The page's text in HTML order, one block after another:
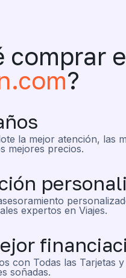
comprar
?
la mejor atención, las
mejores precios.
expertos en Viajes.
con Todas las Tarjetas
soñadas.